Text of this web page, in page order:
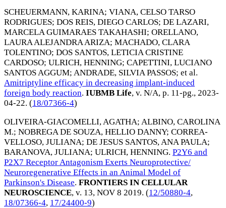
SCHEUERMANN, KARINA; VIANA, CELSO TARSO
RODRIGUES; DOS REIS, DIEGO CARLOS; DE LAZARI,
MARCELA GUIMARAES TAKAHASHI; ORELLANO,
LAURA ALEJANDRA ARIZA; MACHADO, CLARA
TOLENTINO; DOS SANTOS, LETICIA CRISTINE
CARDOSO; ULRICH, HENNING; CAPETTINI, LUCIANO
SANTOS AGGUM; ANDRADE, SILVIA PASSOS; et al.
Amitriptyline efficacy in decreasing implant-induced
foreign body reaction. IUBMB Life, v. N/A, p. 11-pg., 2023-
04-22. (18/07366-4)
OLIVEIRA-GIACOMELLI, AGATHA; ALBINO, CAROLINA
M.; NOBREGA DE SOUZA, HELLIO DANNY; CORREA-
VELLOSO, JULIANA; DE JESUS SANTOS, ANA PAULA;
BARANOVA, JULIANA; ULRICH, HENNING. P2Y6 and
P2X7 Receptor Antagonism Exerts Neuroprotective/
Neuroregenerative Effects in an Animal Model of
Parkinson's Disease. FRONTIERS IN CELLULAR
NEUROSCIENCE, v. 13, NOV 8 2019. (12/50880-4,
18/07366-4, 17/24400-9)